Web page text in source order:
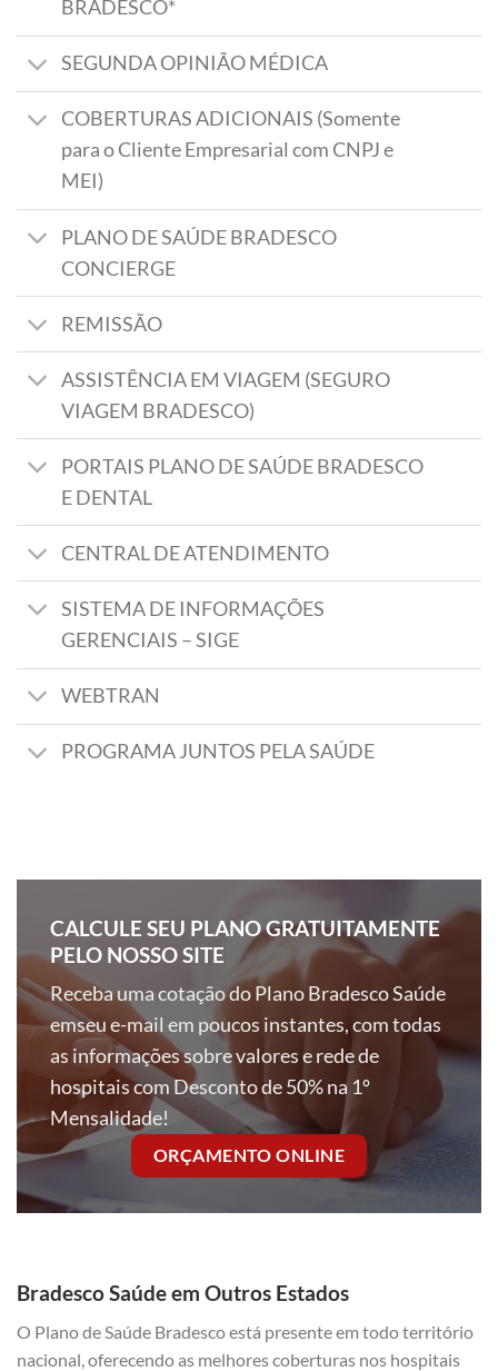
BRADESCO*
SEGUNDA OPINIÃO MÉDICA
COBERTURAS ADICIONAIS (Somente
para o Cliente Empresarial com CNPJ e
MEI)
PLANO DE SAÚDE BRADESCO
CONCIERGE
REMISSÃO
ASSISTÊNCIA EM VIAGEM (SEGURO
VIAGEM BRADESCO)
PORTAIS PLANO DE SAÚDE BRADESCO
E DENTAL
CENTRAL DE ATENDIMENTO
SISTEMA DE INFORMAÇÕES
GERENCIAIS – SIGE
WEBTRAN
PROGRAMA JUNTOS PELA SAÚDE
CALCULE SEU PLANO GRATUITAMENTE
PELO NOSSO SITE
Receba uma cotação do Plano Bradesco Saúde
emseu e-mail em poucos instantes, com todas
as informações sobre valores e rede de
hospitais com Desconto de 50% na 1º
Mensalidade!
ORÇAMENTO ONLINE
Bradesco Saúde em Outros Estados
O Plano de Saúde Bradesco está presente em todo território
nacional, oferecendo as melhores coberturas nos hospitais